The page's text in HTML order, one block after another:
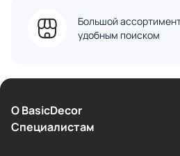
Большой
удобным поиском
О BasicDecor
Cпециалистам